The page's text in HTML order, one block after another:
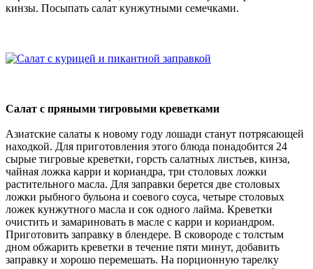
кинзы. Посыпать салат кунжутными семечками.
Салат с пряными тигровыми креветками
Азиатские салаты к новому году лошади станут потрясающей
находкой. Для приготовления этого блюда понадобится 24
сырые тигровые креветки, горсть салатных листьев, кинза,
чайная ложка карри и кориандра, три столовых ложки
растительного масла. Для заправки берется две столовых
ложки рыбного бульона и соевого соуса, четыре столовых
ложек кунжутного масла и сок одного лайма. Креветки
очистить и замариновать в масле с карри и кориандром.
Приготовить заправку в блендере. В сковороде с толстым
дном обжарить креветки в течение пяти минут, добавить
заправку и хорошо перемешать. На порционную тарелку